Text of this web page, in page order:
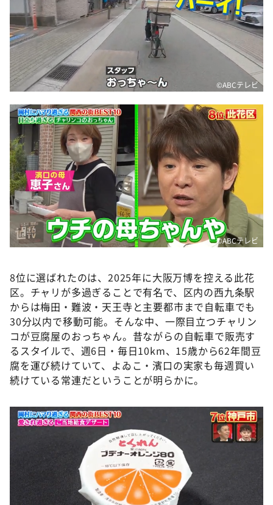
©️ABCテレビ
©️ABCテレビ
8位に選ばれたのは、2025年に大阪万博を控える此花
区。チャリが多過ぎることで有名で、区内の西九条駅
からは梅田・難波・天王寺と主要都市まで自転車でも
30分以内で移動可能。そんな中、一際目立つチャリン
コが豆腐屋のおっちゃん。昔ながらの自転車で販売す
るスタイルで、週6日・毎日10km、15歳から62年間豆
腐を運び続けていて、よゐこ・濱口の実家も毎週買い
続けている常連だということが明らかに。